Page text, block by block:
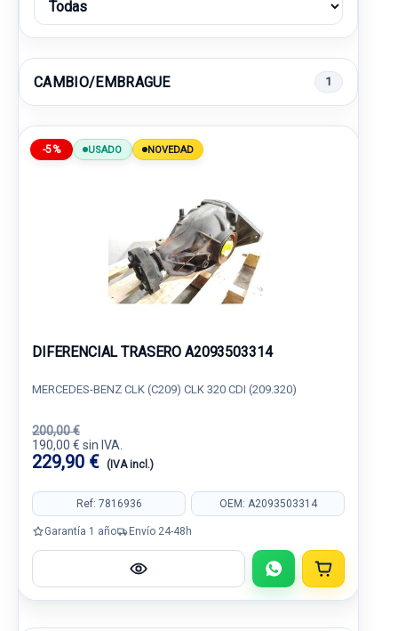
CAMBIO/EMBRAGUE 1
-5% USADO NOVEDAD
DIFERENCIAL TRASERO A2093503314
MERCEDES-BENZ CLK (C209) CLK 320 CDI (209.320)
200,00 €
190,00 € sin IVA.
229,90 € (IVA incl.)
Ref: 7816936 OEM: A2093503314
Garantía 1 año Envío 24-48h